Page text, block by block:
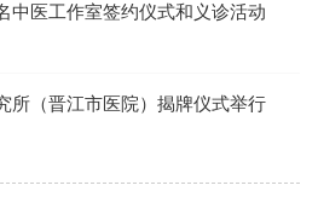
中医工作室签约仪式和义诊活动
所（晋江市医院）揭牌仪式举行